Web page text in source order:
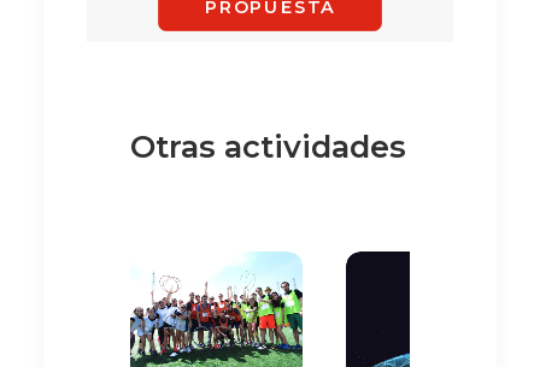
PROPUESTA
Otras actividades